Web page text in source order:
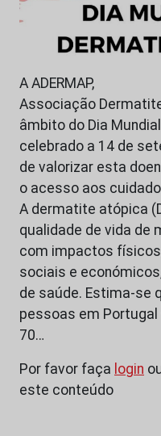
A ADERMAP,
Associação
âmbito do Dia
celebrado a 14 de
de valorizar esta
o acesso aos
A dermatite atópica
qualidade de vida de
com impactos
sociais e
de saúde. Estima-se
pessoas em Portugal
70…
Por favor faça login
este conteúdo